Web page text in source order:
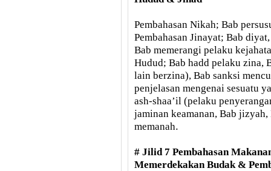
Pembahasan Nikah; Bab
Pembahasan Jinayat; Bab
Bab memerangi pelaku
Hudud; Bab hadd pelaku zina,
lain berzina), Bab sanksi
penjelasan mengenai sesuatu
ash-shaa’il (pelaku
jaminan keamanan, Bab
memanah.
# Jilid 7 Pembahasan
Memerdekakan Budak &